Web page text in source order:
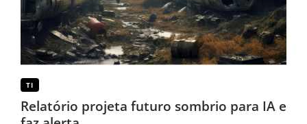
TI
Relatório projeta futuro sombrio para IA e